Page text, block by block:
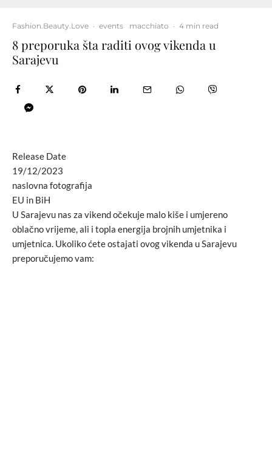
Fashion.Beauty.Love · events macchiato · 4 min read
8 preporuka šta raditi ovog vikenda u
Sarajevu
Release Date
19/12/2023
naslovna fotografija
EU in BiH
U Sarajevu nas za vikend očekuje malo kiše i umjereno
oblačno vrijeme, ali i topla energija brojnih umjetnika i
umjetnica. Ukoliko ćete ostajati ovog vikenda u Sarajevu
preporučujemo vam: